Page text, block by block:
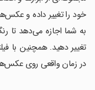
خود را تغییر داده و
به شما اجازه می‌دهد تا
تغییر دهید. همچنین با
در زمان واقعی روی